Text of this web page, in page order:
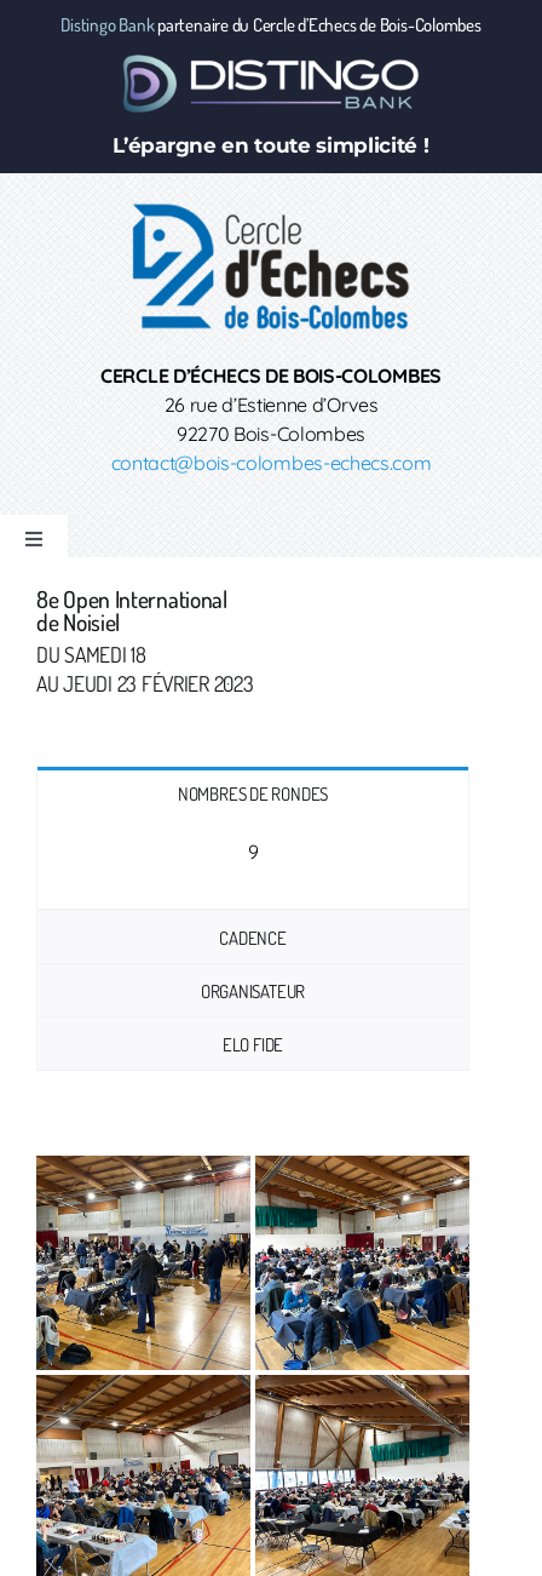
Distingo Bankpartenaire du Cercle d’Echecs de Bois-Colombes
L’épargne en toute simplicité !
CERCLE D’ÉCHECS DE BOIS-COLOMBES
26 rue d’Estienne d’Orves
92270 Bois-Colombes
contact@bois-colombes-echecs.com
Toggle
Accueil
Le Club
Nous rejoindre
8e Open International
de Noisiel
DU SAMEDI 18
AU JEUDI 23 FÉVRIER 2023
NOMBRES DE RONDES
9
CADENCE
ORGANISATEUR
ELO FIDE